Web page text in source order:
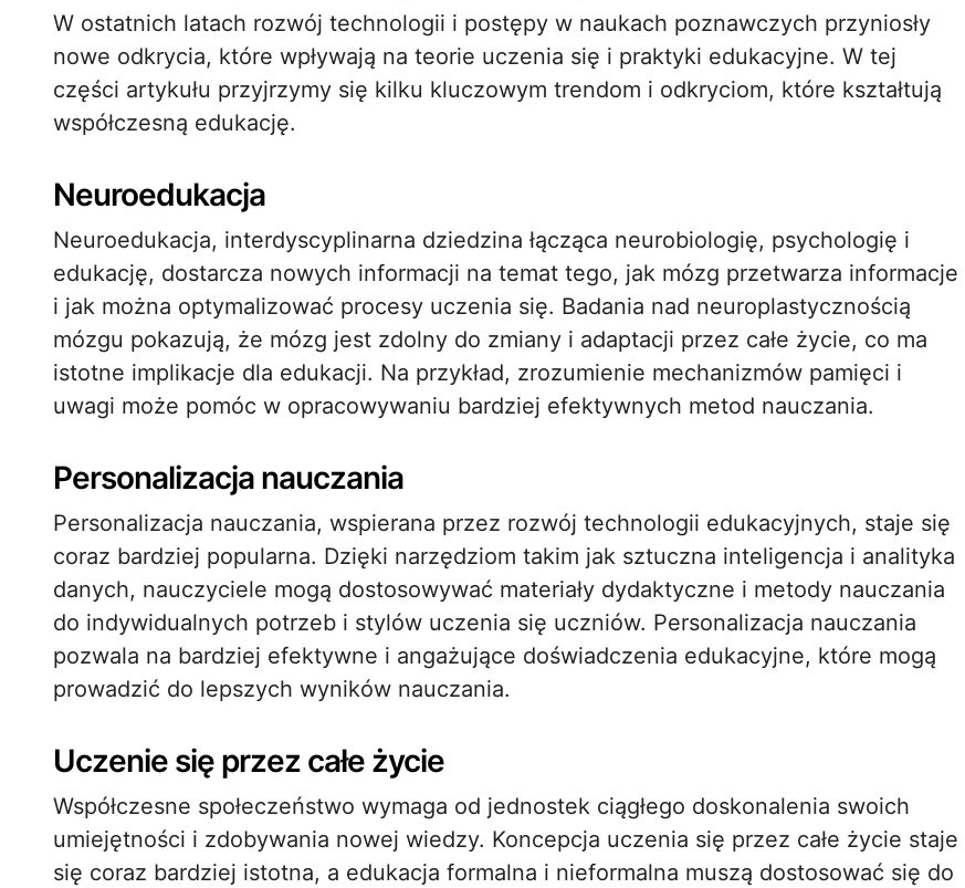
W ostatnich latach rozwój technologii i postępy w naukach poznawczych przyniosły
nowe odkrycia, które wpływają na teorie uczenia się i praktyki edukacyjne. W tej
części artykułu przyjrzymy się kilku kluczowym trendom i odkryciom, które kształtują
współczesną edukację.
Neuroedukacja
Neuroedukacja, interdyscyplinarna dziedzina łącząca neurobiologię, psychologię i
edukację, dostarcza nowych informacji na temat tego, jak mózg przetwarza informacje
i jak można optymalizować procesy uczenia się. Badania nad neuroplastycznością
mózgu pokazują, że mózg jest zdolny do zmiany i adaptacji przez całe życie, co ma
istotne implikacje dla edukacji. Na przykład, zrozumienie mechanizmów pamięci i
uwagi może pomóc w opracowywaniu bardziej efektywnych metod nauczania.
Personalizacja nauczania
Personalizacja nauczania, wspierana przez rozwój technologii edukacyjnych, staje się
coraz bardziej popularna. Dzięki narzędziom takim jak sztuczna inteligencja i analityka
danych, nauczyciele mogą dostosowywać materiały dydaktyczne i metody nauczania
do indywidualnych potrzeb i stylów uczenia się uczniów. Personalizacja nauczania
pozwala na bardziej efektywne i angażujące doświadczenia edukacyjne, które mogą
prowadzić do lepszych wyników nauczania.
Uczenie się przez całe życie
Współczesne społeczeństwo wymaga od jednostek ciągłego doskonalenia swoich
umiejętności i zdobywania nowej wiedzy. Koncepcja uczenia się przez całe życie staje
się coraz bardziej istotna, a edukacja formalna i nieformalna muszą dostosować się do